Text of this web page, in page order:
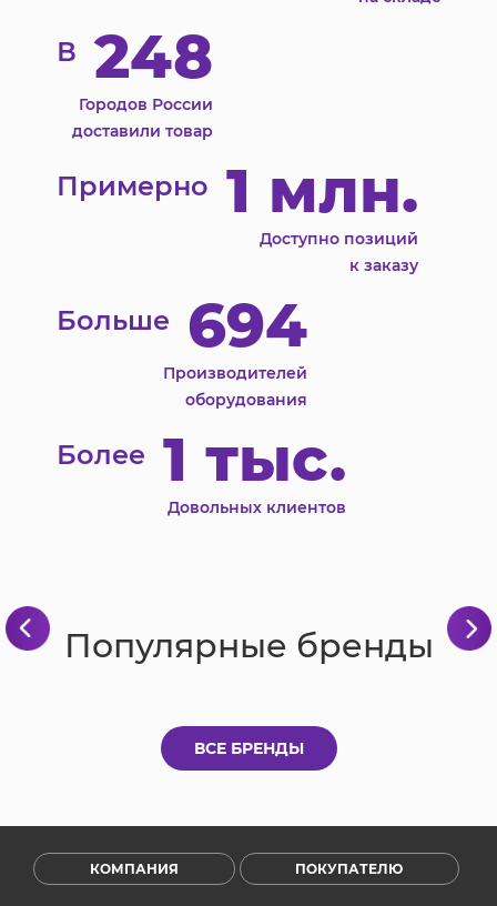
В 248
Городов России
доставили товар
Примерно 1 млн.
Доступно позиций
к заказу
Больше 694
Производителей
оборудования
Более 1 тыс.
Довольных клиентов
Популярные бренды
ВСЕ БРЕНДЫ
КОМПАНИЯ ПОКУПАТЕЛЮ